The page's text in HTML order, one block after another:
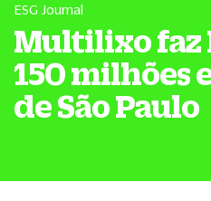
ESG Journal
Multilixo faz
150 milhões
de São Paulo